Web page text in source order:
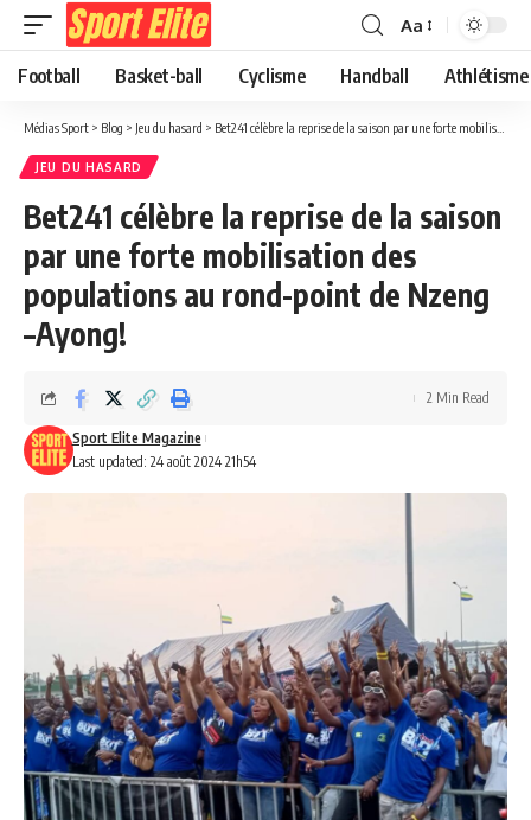
Aa
Football Basket-ball Cyclisme Handball Athlétisme
Médias Sport > Blog > Jeu du hasard > Bet241 célèbre la reprise de la saison par une forte mobilisation des populations au rond-point de Nzeng –Ayong!
JEU DU HASARD
Bet241 célèbre la reprise de la saison
par une forte mobilisation des
populations au rond-point de Nzeng
–Ayong!
Last updated: 24 août 2024 21h54
Sport Elite Magazine
2 Min Read